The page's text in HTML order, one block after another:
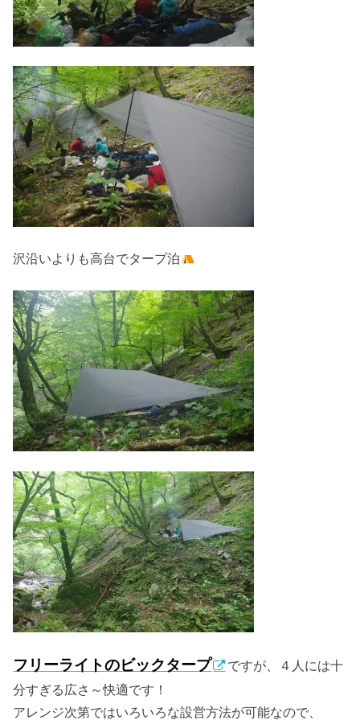
沢沿いよりも高台でタープ泊
フリーライトのビックタープ
ですが、４人には十
分すぎる広さ～快適です！
アレンジ次第ではいろいろな設営方法が可能なので、